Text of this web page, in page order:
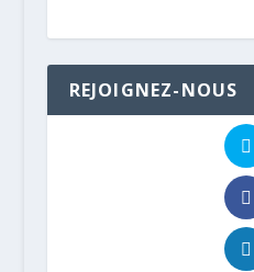
REJOIGNEZ-NOUS